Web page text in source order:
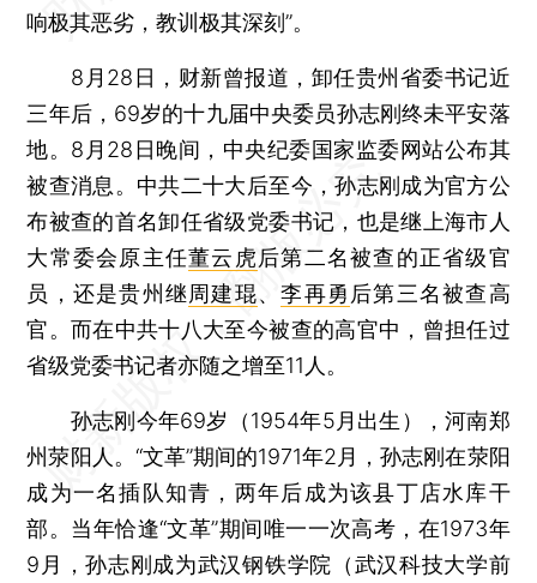
响极其恶劣，教训极其深刻”。
8月28日，财新曾报道，卸任贵州省委书记近
三年后，69岁的十九届中央委员孙志刚终未平安落
地。8月28日晚间，中央纪委国家监委网站公布其
被查消息。中共二十大后至今，孙志刚成为官方公
布被查的首名卸任省级党委书记，也是继上海市人
大常委会原主任董云虎后第二名被查的正省级官
员，还是贵州继周建琨、李再勇 后第三名被查高
官。而在中共十八大至今被查的高官中，曾担任过
省级党委书记者亦随之增至11人。
孙志刚今年69岁（1954年5月出生），河南郑
州荥阳人。“文革”期间的1971年2月，孙志刚在荥阳
成为一名插队知青，两年后成为该县丁店水库干
部。当年恰逢“文革”期间唯一一次高考，在1973年
9月，孙志刚成为武汉钢铁学院（武汉科技大学前